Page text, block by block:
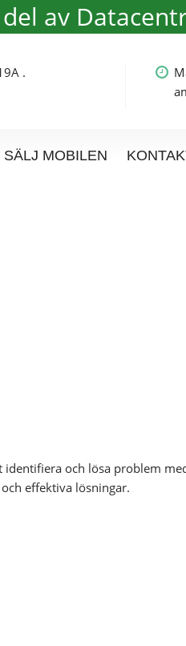
av
19A .
SÄLJ MOBILEN
och lösa problem
effektiva lösningar.